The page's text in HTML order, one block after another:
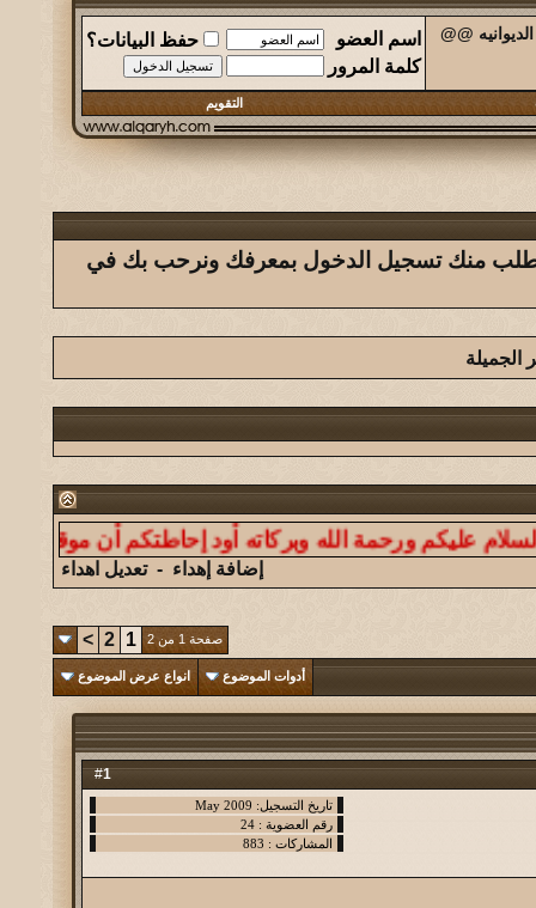
@@ اسم العضو
حفظ البيانات؟
كلمة المرور
التقويم
يتطلب منك تسجيل الدخول بمعرفك ونرحب بك في
الجميلة
ورحمة الله وبركاته أود إحاطتكم أن موقعنا ليس
إضافة إهداء -تعديل اهداء
صفحة 1 من 2 1
2
>
أدوات الموضوع انواع عرض الموضوع
#
1